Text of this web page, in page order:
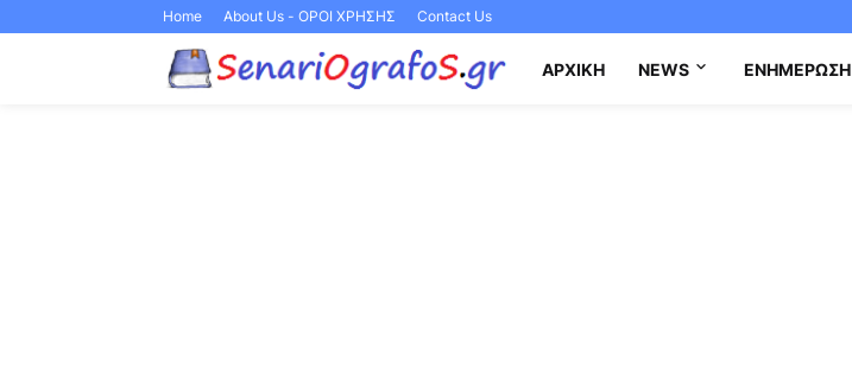
Home About Us - ΟΡΟΙ ΧΡΗΣΗΣ Contact Us
ΑΡΧΙΚΉ NEWS ΕΝΗΜΈΡΩΣΗ